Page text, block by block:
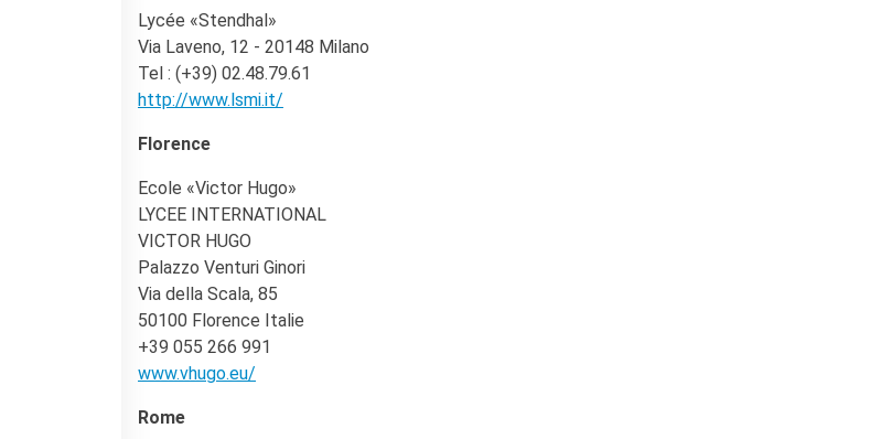
YEP - Young Entrepreneurs
Programme
QUI SOMMES-NOUS ?
Contacts
Emplois/stages
Marchés Publics
NOS MÉCÈNES
Le operazioni
Come sostenere
I Vantaggi
I nostri luoghi
I contatti
I nostri sostenitori
ARCHIVES
Lycée «Stendhal»
Via Laveno, 12 - 20148 Milano
Tel : (+39) 02.48.79.61
http://www.lsmi.it/
Florence
Ecole «Victor Hugo»
LYCEE INTERNATIONAL
VICTOR HUGO
Palazzo Venturi Ginori
Via della Scala, 85
50100 Florence Italie
+39 055 266 991
www.vhugo.eu/
Rome